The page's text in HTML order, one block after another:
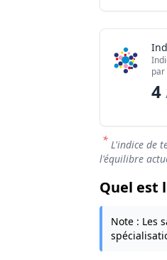
par
4
* L'indice de
l'équilibre
Quel est
Note : Les